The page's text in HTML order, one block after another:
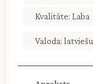
Kvalitāte: Laba
Valoda: latviešu